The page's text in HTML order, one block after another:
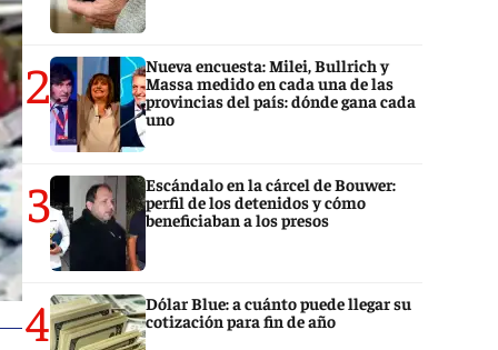
2
Nueva encuesta: Milei, Bullrich y
Massa medido en cada una de las
provincias del país: dónde gana cada
uno
3
Escándalo en la cárcel de Bouwer:
perfil de los detenidos y cómo
beneficiaban a los presos
4
Dólar Blue: a cuánto puede llegar su
cotización para fin de año